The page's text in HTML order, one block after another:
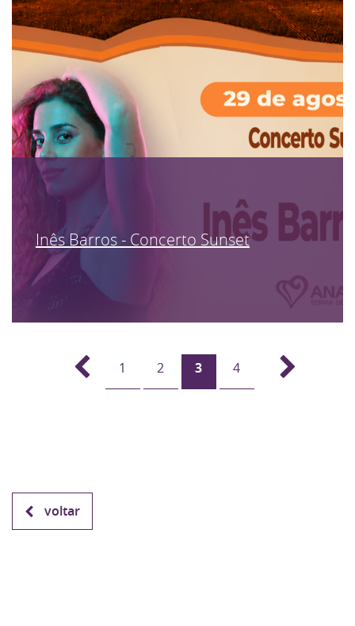
Inês Barros - Concerto Sunset
1 2 3 4
voltar